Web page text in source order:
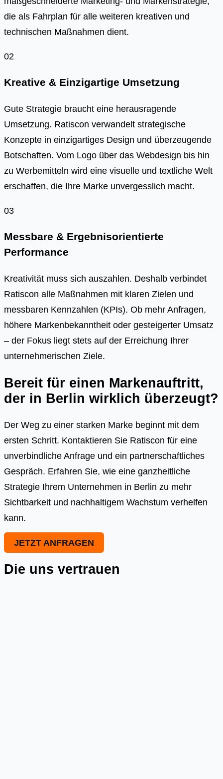
die als Fahrplan für alle weiteren kreativen und
technischen Maßnahmen dient.
02
Kreative & Einzigartige Umsetzung
Gute Strategie braucht eine herausragende
Umsetzung. Ratiscon verwandelt strategische
Konzepte in einzigartiges Design und überzeugende
Botschaften. Vom Logo über das Webdesign bis hin
zu Werbemitteln wird eine visuelle und textliche Welt
erschaffen, die Ihre Marke unvergesslich macht.
03
Messbare & Ergebnisorientierte
Performance
Kreativität muss sich auszahlen. Deshalb verbindet
Ratiscon alle Maßnahmen mit klaren Zielen und
messbaren Kennzahlen (KPIs). Ob mehr Anfragen,
höhere Markenbekanntheit oder gesteigerter Umsatz
– der Fokus liegt stets auf der Erreichung Ihrer
unternehmerischen Ziele.
Bereit für einen Markenauftritt,
der in Berlin wirklich überzeugt?
Der Weg zu einer starken Marke beginnt mit dem
ersten Schritt. Kontaktieren Sie Ratiscon für eine
unverbindliche Anfrage und ein partnerschaftliches
Gespräch. Erfahren Sie, wie eine ganzheitliche
Strategie Ihrem Unternehmen in Berlin zu mehr
Sichtbarkeit und nachhaltigem Wachstum verhelfen
kann.
JETZT ANFRAGEN
Die uns vertrauen